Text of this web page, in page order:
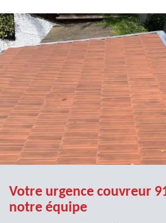
Votre urgence couvreur
notre équipe